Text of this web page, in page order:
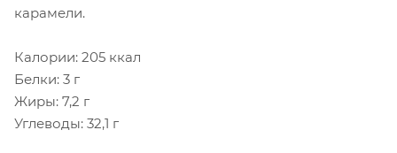
карамели.
Калории: 205 ккал
Белки: 3 г
Жиры: 7,2 г
Углеводы: 32,1 г